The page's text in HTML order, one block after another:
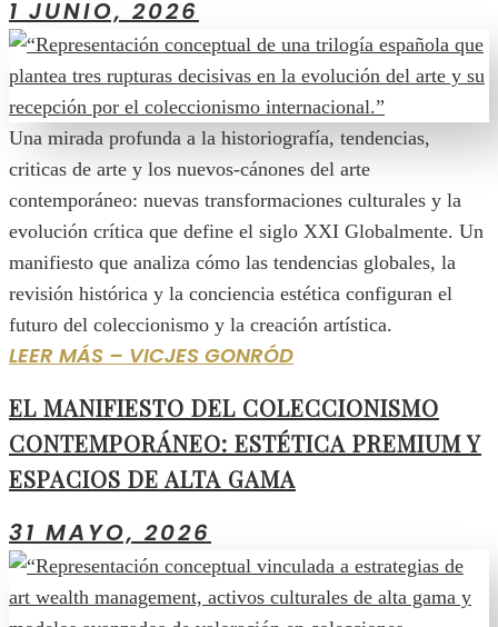
1 JUNIO, 2026
Una mirada profunda a la historiografía, tendencias,
criticas de arte y los nuevos-cánones del arte
contemporáneo: nuevas transformaciones culturales y la
evolución crítica que define el siglo XXI Globalmente. Un
manifiesto que analiza cómo las tendencias globales, la
revisión histórica y la conciencia estética configuran el
futuro del coleccionismo y la creación artística.
LEER MÁS – VICJES GONRÓD
EL MANIFIESTO DEL COLECCIONISMO
CONTEMPORÁNEO: ESTÉTICA PREMIUM Y
ESPACIOS DE ALTA GAMA
31 MAYO, 2026